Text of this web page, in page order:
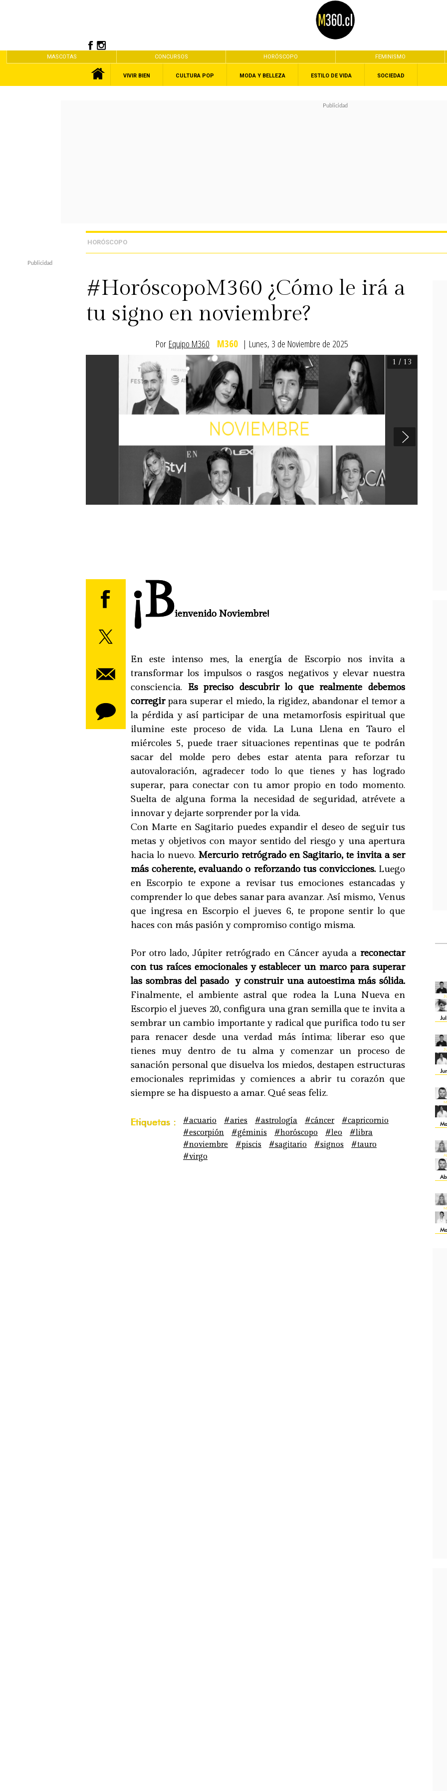
MASCOTAS CONCURSOS HORÓSCOPO FEMINISMO
VIVIR BIEN CULTURA POP MODA Y BELLEZA ESTILO DE VIDA SOCIEDAD
HORÓSCOPO
#HoróscopoM360 ¿Cómo le irá a
tu signo en noviembre?
Por Equipo M360 M360 | Lunes, 3 de Noviembre de 2025
1 / 13
¡Bienvenido Noviembre!
En este intenso mes, la energía de Escorpio nos invita a
transformar los impulsos o rasgos negativos y elevar nuestra
consciencia. Es preciso descubrir lo que realmente debemos
corregirpara superar el miedo, la rigidez, abandonar el temor a
la pérdida y así participar de una metamorfosis espiritual que
ilumine este proceso de vida. La Luna Llena en Tauro el
miércoles 5, puede traer situaciones repentinas que te podrán
sacar del molde pero debes estar atenta para reforzar tu
autovaloración, agradecer todo lo que tienes y has logrado
superar, para conectar con tu amor propio en todo momento.
Suelta de alguna forma la necesidad de seguridad, atrévete a
innovar y dejarte sorprender por la vida.
Con Marte en Sagitario puedes expandir el deseo de seguir tus
metas y objetivos con mayor sentido del riesgo y una apertura
hacia lo nuevo. Mercurio retrógrado en Sagitario, te invita a ser
más coherente, evaluando o reforzando tus convicciones.Luego
en Escorpio te expone a revisar tus emociones estancadas y
comprender lo que debes sanar para avanzar. Así mismo, Venus
que ingresa en Escorpio el jueves 6, te propone sentir lo que
haces con más pasión y compromiso contigo misma.
Por otro lado, Júpiter retrógrado en Cáncer ayuda a reconectar
con tus raíces emocionales y establecer un marco para superar
las sombras del pasado y construir una autoestima más sólida.
Finalmente, el ambiente astral que rodea la Luna Nueva en
Escorpio el jueves 20, configura una gran semilla que te invita a
sembrar un cambio importante y radical que purifica todo tu ser
para renacer desde una verdad más íntima; liberar eso que
tienes muy dentro de tu alma y comenzar un proceso de
sanación personal que disuelva los miedos, destapen estructuras
emocionales reprimidas y comiences a abrir tu corazón que
siempre se ha dispuesto a amar. Qué seas feliz.
Etiquetas : #acuario #aries #astrología #cáncer
#capricornio
#escorpión
#géminis #horóscopo #leo
#libra
#noviembre
#piscis #sagitario #signos
#tauro
#virgo